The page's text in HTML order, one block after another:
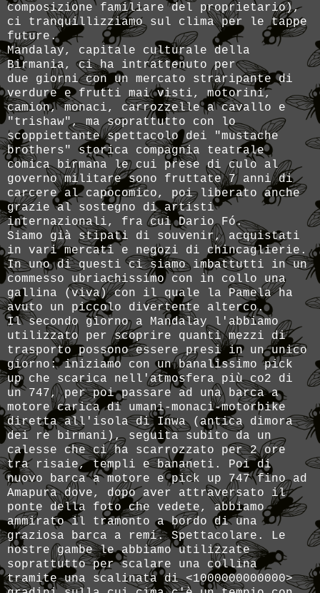
composizione familiare del proprietario),
ci tranquillizziamo sul clima per le tappe
future.
Mandalay, capitale culturale della
Birmania, ci ha intrattenuto per
due giorni con un mercato straripante di
verdure e frutti mai visti, motorini,
camion, monaci, carrozzelle a cavallo e
"trishaw", ma soprattutto con lo
scoppiettante spettacolo dei "mustache
brothers" storica compagnia teatrale
comica birmana le cui prese di culo al
governo militare sono fruttate 7 anni di
carcere al capocomico, poi liberato anche
grazie al sostegno di artisti
internazionali, fra cui Dario Fó.
Siamo già stipati di souvenir, acquistati
in vari mercati e negozi di chincaglierie.
In uno di questi ci siamo imbattutti in un
commesso ubriachissimo con in collo una
gallina (viva) con il quale la Pamela ha
avuto un piccolo divertente alterco.
Il secondo giorno a Mandalay l'abbiamo
utilizzato per scoprire quanti mezzi di
trasporto possono essere presi in un unico
giorno: iniziamo con un banalissimo pick
up che scarica nell'atmosfera più co2 di
un 747, per poi passare ad una barca a
motore carica di umani-monaci-motorbike
diretta all'isola di Inwa (antica dimora
dei re birmani), seguita subito da un
calesse che ci ha scarrozzato per 2 ore
tra risaie, templi e bananeti. Poi di
nuovo barca a motore e pick up 747 fino ad
Amapura dove, dopo aver attraversato il
ponte della foto che vedete, abbiamo
ammirato il tramonto a bordo di una
graziosa barca a remi. Spettacolare. Le
nostre gambe le abbiamo utilizzate
soprattutto per scalare una collina
tramite una scalinata di <1000000000000>